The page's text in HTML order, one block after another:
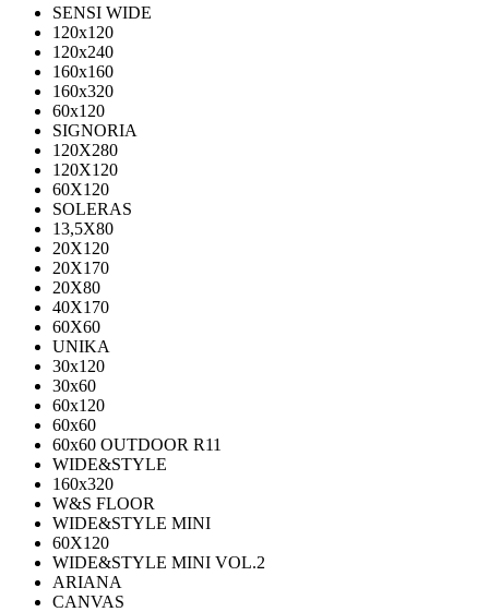
SENSI WIDE
120x120
120x240
160x160
160x320
60x120
SIGNORIA
120X280
120Х120
60X120
SOLERAS
13,5Х80
20Х120
20Х170
20Х80
40Х170
60Х60
UNIKA
30х120
30х60
60х120
60х60
60х60 OUTDOOR R11
WIDE&STYLE
160x320
W&S FLOOR
WIDE&STYLE MINI
60X120
WIDE&STYLE MINI VOL.2
ARIANA
CANVAS